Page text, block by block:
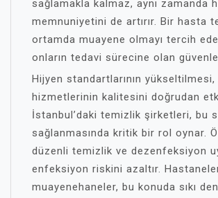
sağlamakla kalmaz, aynı zamanda
memnuniyetini de artırır. Bir hasta
ortamda muayene olmayı tercih
onların tedavi sürecine olan
Hijyen standartlarının yükseltilmesi,
hizmetlerinin kalitesini doğrudan
İstanbul’daki temizlik şirketleri, bu
sağlanmasında kritik bir rol oynar.
düzenli temizlik ve dezenfeksiyon
enfeksiyon riskini azaltır.
muayenehaneler, bu konuda sıkı